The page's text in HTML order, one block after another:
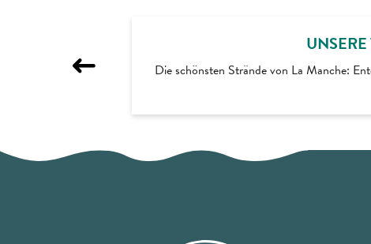
Die schönsten Strände von La Manche: